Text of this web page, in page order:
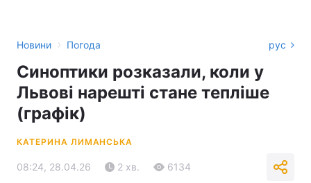
Новини › Погода рус
Синоптики розказали, коли у
Львові нарешті стане тепліше
(графік)
КАТЕРИНА ЛИМАНСЬКА
08:24, 28.04.26 2 хв. 6134